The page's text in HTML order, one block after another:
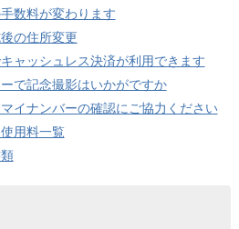
数料が変わります
の住所変更
ャッシュレス決済が利用できます
で記念撮影はいかがですか
イナンバーの確認にご協力ください
用料一覧